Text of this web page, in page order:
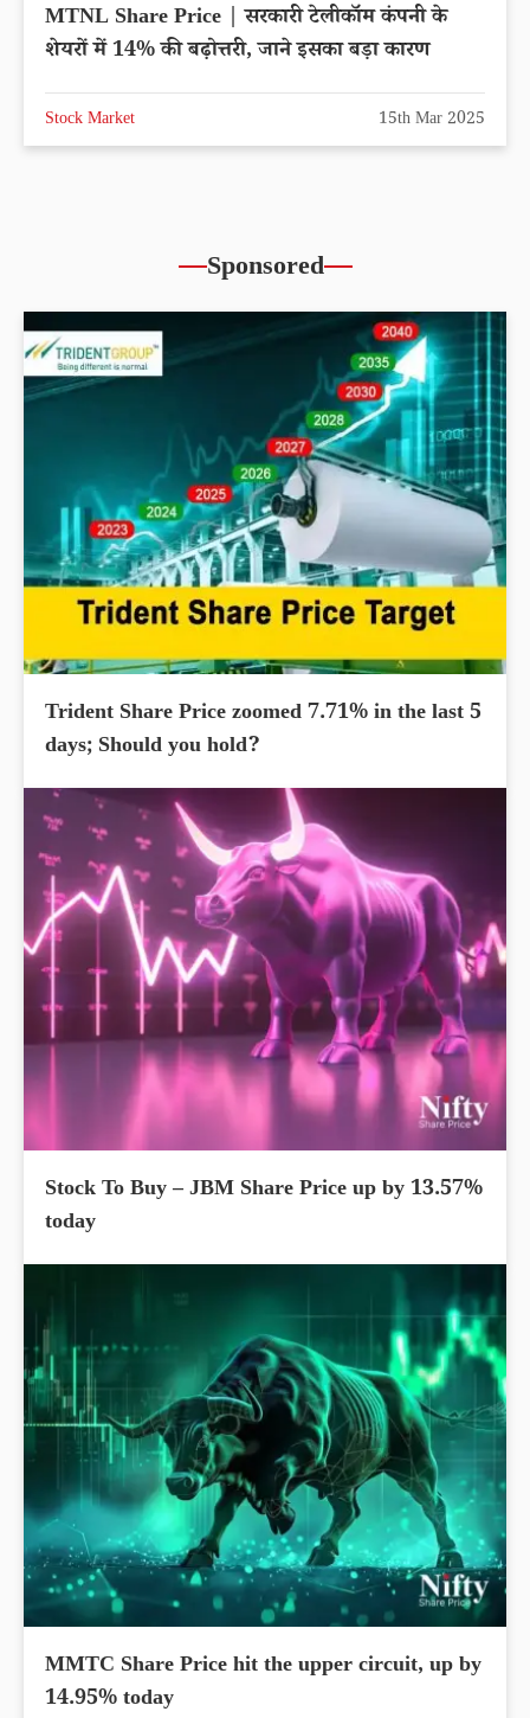
MTNL Share Price | सरकारी टेलीकॉम कंपनी के
शेयरों में 14% की बढ़ोत्तरी, जाने इसका बड़ा कारण
Stock Market 15th Mar 2025
Sponsored
Trident Share Price zoomed 7.71% in the last 5
days; Should you hold?
Stock To Buy – JBM Share Price up by 13.57%
today
MMTC Share Price hit the upper circuit, up by
14.95% today